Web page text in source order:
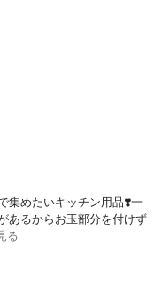
集めたいキッチン用品❣️一
あるからお玉部分を付けず
る